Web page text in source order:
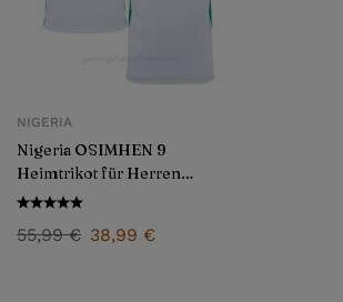
NIGERIA
Nigeria OSIMHEN 9
Heimtrikot für Herren
2024/25
55,99€ 38,99 €